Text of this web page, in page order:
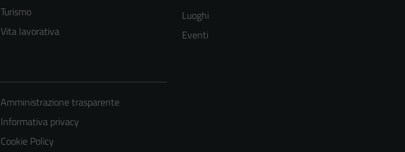
Turismo
Vita lavorativa
Luoghi
Eventi
Amministrazione trasparente
Informativa privacy
Cookie Policy